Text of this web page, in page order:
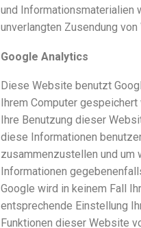
und Informationsmaterialien
unverlangten Zusendung
Google Analytics
Diese Website benutzt
Ihrem Computer
Ihre Benutzung dieser
diese Informationen
zusammenzustellen und um
Informationen
Google wird in keinem Fall
entsprechende Einstellung
Funktionen dieser Website